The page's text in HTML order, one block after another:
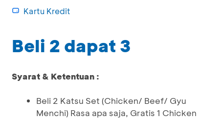
Kartu Kredit
Beli 2 dapat 3
Syarat & Ketentuan :
Beli 2 Katsu Set (Chicken/ Beef/ Gyu
Menchi) Rasa apa saja, Gratis 1 Chicken